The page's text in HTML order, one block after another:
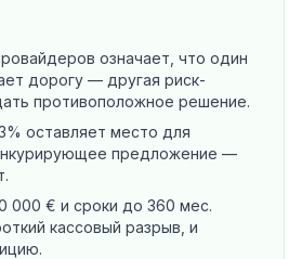
означает, что один
дорогу — другая риск-
противоположное решение.
оставляет место для
предложение —
000 € и сроки до 360 мес.
кассовый разрыв, и